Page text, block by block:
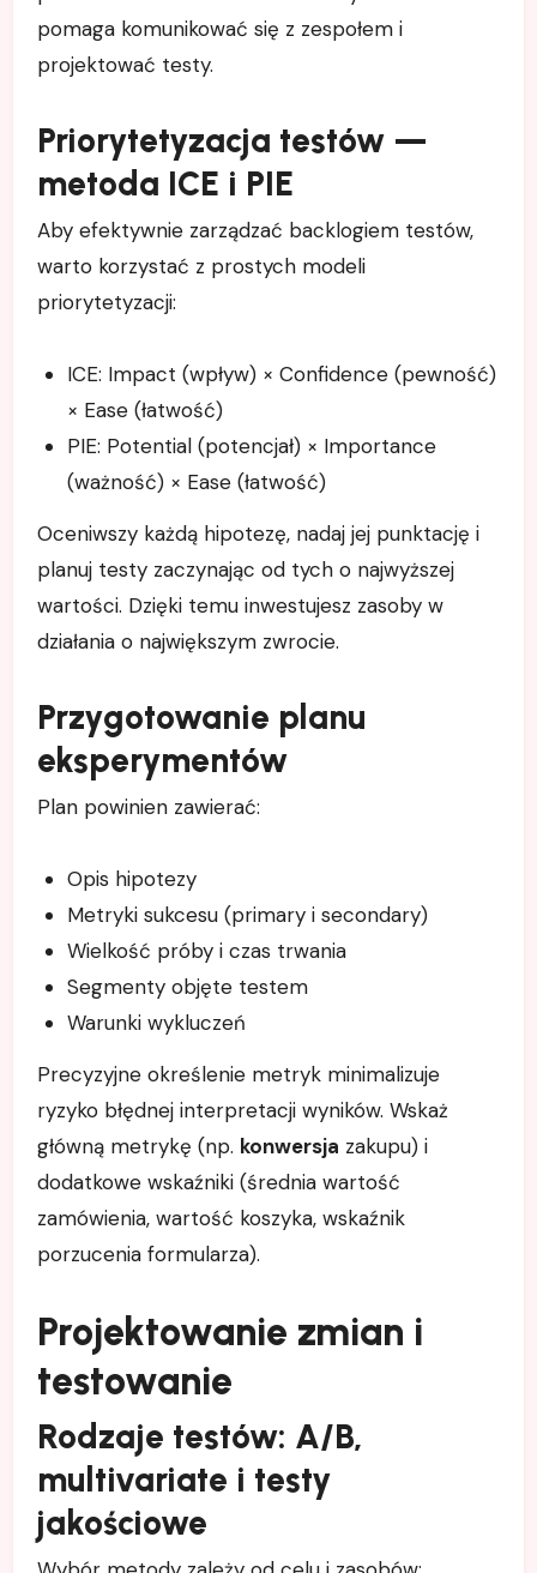
pomaga komunikować się z zespołem i
projektować testy.
Priorytetyzacja testów —
metoda ICE i PIE
Aby efektywnie zarządzać backlogiem testów,
warto korzystać z prostych modeli
priorytetyzacji:
ICE: Impact (wpływ) × Confidence (pewność)
× Ease (łatwość)
PIE: Potential (potencjał) × Importance
(ważność) × Ease (łatwość)
Oceniwszy każdą hipotezę, nadaj jej punktację i
planuj testy zaczynając od tych o najwyższej
wartości. Dzięki temu inwestujesz zasoby w
działania o największym zwrocie.
Przygotowanie planu
eksperymentów
Plan powinien zawierać:
Opis hipotezy
Metryki sukcesu (primary i secondary)
Wielkość próby i czas trwania
Segmenty objęte testem
Warunki wykluczeń
Precyzyjne określenie metryk minimalizuje
ryzyko błędnej interpretacji wyników. Wskaż
główną metrykę (np. konwersja zakupu) i
dodatkowe wskaźniki (średnia wartość
zamówienia, wartość koszyka, wskaźnik
porzucenia formularza).
Projektowanie zmian i
testowanie
Rodzaje testów: A/B,
multivariate i testy
jakościowe